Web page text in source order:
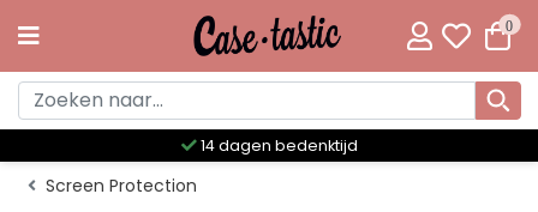
0
14 dagen bedenktijd
Screen Protection